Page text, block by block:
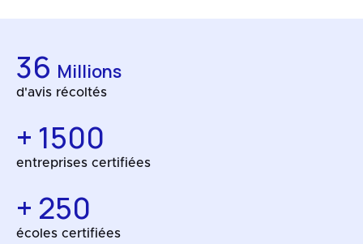
36 Millions
d'avis récoltés
+ 1500
entreprises certifiées
+ 250
écoles certifiées